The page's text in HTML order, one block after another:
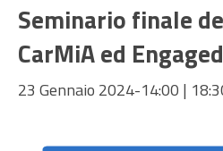
Seminario finale
CarMiA ed
23 Gennaio 2024-14:00 |